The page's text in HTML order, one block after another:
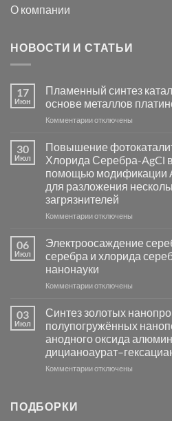
О компании
НОВОСТИ И СТАТЬИ
17
Июн
Пламенный синтез
основе металлов
Комментариик
Пламенный
синтез
катализаторов
и
сенсоров
на
основе
группы
отключены
30
Июл
Повышение
Хлорида Серебра-AgCl
помощью модификации
для разложения
загрязнителей
Комментариик
фотокаталитической
активности
Хлорида
Серебра-
в
видимом
свете
с
помощью
модификации
отключены
06
Июл
Электроосаждение
серебра и хлорида
нанонауки
Комментариик
серебра
с
электродов
серебра
и
отключены
03
Июл
Синтез золотых
полупогружённых
анодного оксида
Комментариикотключены
ПОДБОРКИ